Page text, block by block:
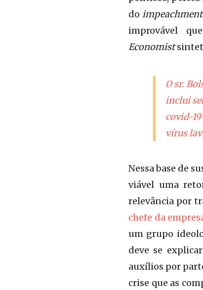
do impeachment
improvável
Economist
O sr.
inclui
covid-
vírus
Nessa base de
viável uma
relevância por
chefe da
um grupo
deve se
auxílios por
crise que as